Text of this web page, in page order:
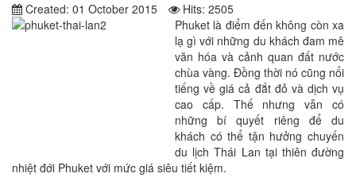
Created: 01 October 2015
Hits: 2505
Phuket là điểm đến không còn xa
lạ gì với những du khách đam mê
văn hóa và cảnh quan đất nước
chùa vàng. Đồng thời nó cũng nổi
tiếng về giá cả đắt đỏ và dịch vụ
cao cấp. Thế nhưng vẫn có
những bí quyết riêng để du
khách có thể tận hưởng chuyến
du lịch Thái Lan tại thiên đường
nhiệt đới Phuket với mức giá siêu tiết kiệm.